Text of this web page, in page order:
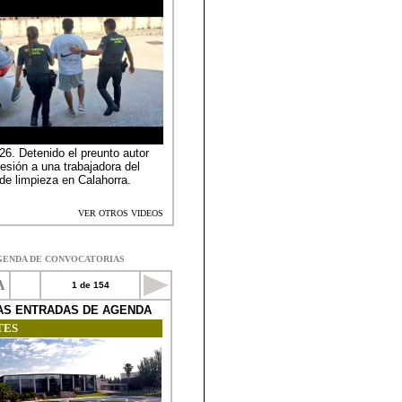
DE CONVOCATORIAS